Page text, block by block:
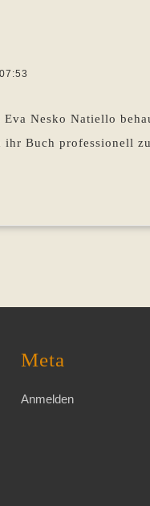
07:53
Nesko Natiello
Buch professionell
Meta
Anmelden